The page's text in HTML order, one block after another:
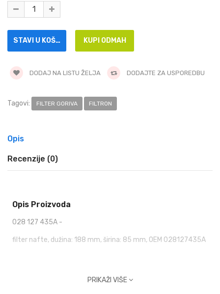
DODAJ NA LISTU ŽELJA DODAJTE ZA USPOREDBU
Tagovi: FILTER GORIVA FILTRON
Opis
Recenzije (0)
Opis Proizvoda
028 127 435A -
filter nafte, dužina: 188 mm, širina: 85 mm, OEM 028127435A
PRIKAŽI VIŠE